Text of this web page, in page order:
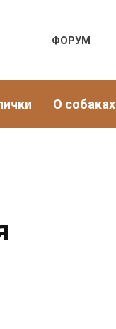
ФОРУМ
О собаках